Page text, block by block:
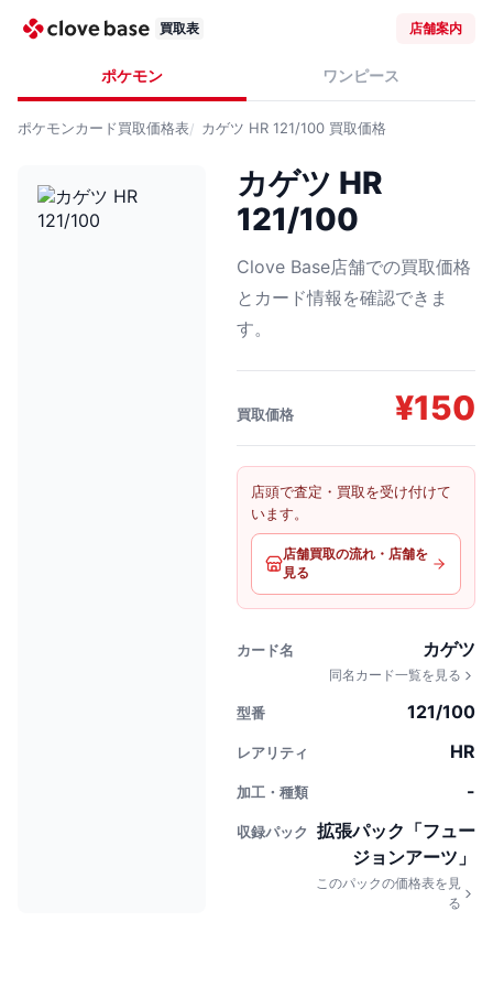
買取表 店舗案内
ポケモン ワンピース
ポケモンカード買取価格表 カゲツ HR 121/100 買取価格
カゲツ HR
121/100
Clove Base店舗での買取価格
とカード情報を確認できま
す。
買取価格 ¥150
店頭で査定・買取を受け付けて
います。
店舗買取の流れ・店舗を
見る
カード名 カゲツ
同名カード一覧を見る
型番 121/100
レアリティ HR
加工・種類 -
収録パック
拡張パック「フュー
ジョンアーツ」
このパックの価格表を見
る